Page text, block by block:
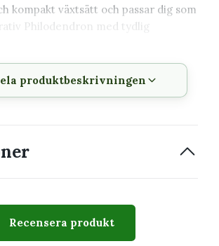
kompakt växtsätt och passar dig som
Philodendron med tydlig
Självstående och kompakt
produktbeskrivningen
Recensera produkt